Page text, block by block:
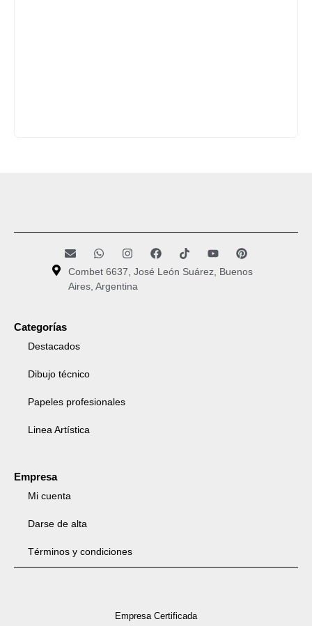
Combet 6637, José León Suárez, Buenos
Aires, Argentina
Categorías
Destacados
Dibujo técnico
Papeles profesionales
Linea Artística
Empresa
Mi cuenta
Darse de alta
Términos y condiciones
Empresa Certificada